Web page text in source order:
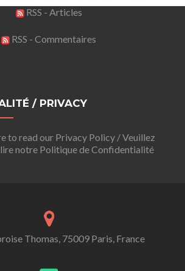
RSS - Articles
RSS - Commentaires
/ PRIVACY
to read our Privacy Policy / Veuillez
notre Politique de Confidentialité
Thomas, 75009 Paris, France